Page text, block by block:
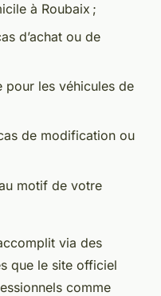
à Roubaix ;
d’achat ou de
pour les véhicules de
de modification ou
motif de votre
via des
que le site officiel
comme